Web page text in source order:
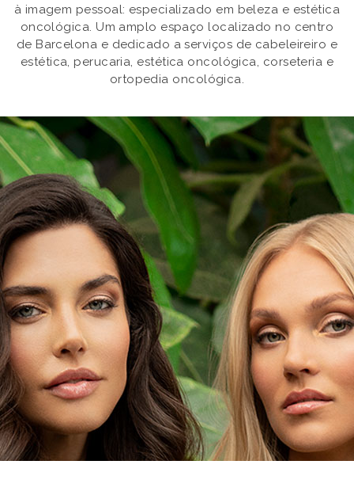
à imagem pessoal: especializado em beleza e estética
oncológica. Um amplo espaço localizado no centro
de Barcelona e dedicado a serviços de cabeleireiro e
estética, perucaria, estética oncológica, corseteria e
ortopedia oncológica.